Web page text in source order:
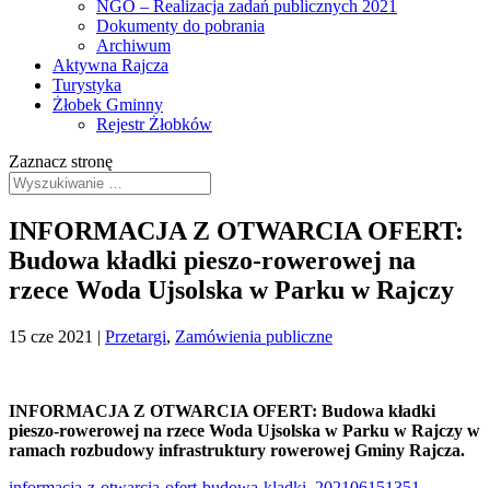
NGO – Realizacja zadań publicznych 2021
Dokumenty do pobrania
Archiwum
Aktywna Rajcza
Turystyka
Żłobek Gminny
Rejestr Żłobków
Zaznacz stronę
INFORMACJA Z OTWARCIA OFERT:
Budowa kładki pieszo-rowerowej na
rzece Woda Ujsolska w Parku w Rajczy
15 cze 2021 | Przetargi, Zamówienia publiczne
INFORMACJA Z OTWARCIA OFERT: Budowa kładki
pieszo-rowerowej na rzece Woda Ujsolska w Parku w Rajczy w
ramach rozbudowy infrastruktury rowerowej Gminy Rajcza.